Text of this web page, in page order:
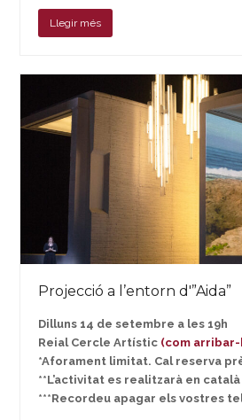
Llegir més
Projecció a l’entorn d'”Aida”
Dilluns 14 de setembre a les 19h
Reial Cercle Artístic (com arribar-
*Aforament limitat. Cal reserva
**L’activitat es realitzarà en català
***Recordeu apagar els vostres